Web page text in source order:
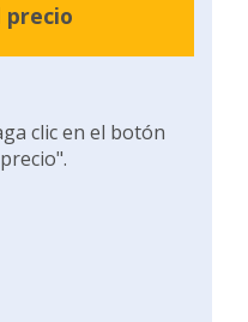
precio
clic en el botón